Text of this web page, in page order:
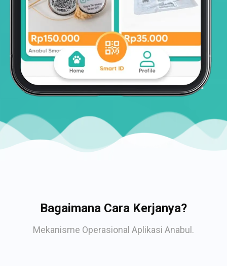
Bagaimana Cara Kerjanya?
Mekanisme Operasional Aplikasi Anabul.